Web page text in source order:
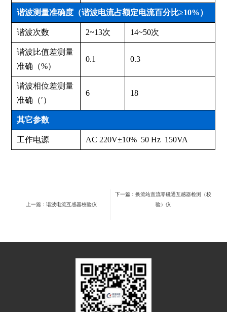
谐波测量准确度（谐波电流占额定电流百分比≥10%）
谐波次数 2~13次 14~50次
谐波比值差测量
准确（%）
0.1 0.3
谐波相位差测量
准确（′）
6 18
其它参数
工作电源 AC 220V±10% 50 Hz 150VA
上一篇：谐波电流互感器校验仪
下一篇：换流站直流零磁通互感器检测（校
验）仪